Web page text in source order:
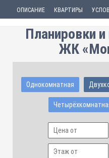
ОПИСАНИЕ КВАРТИРЫ
Планировки
ЖК
Однокомнатная